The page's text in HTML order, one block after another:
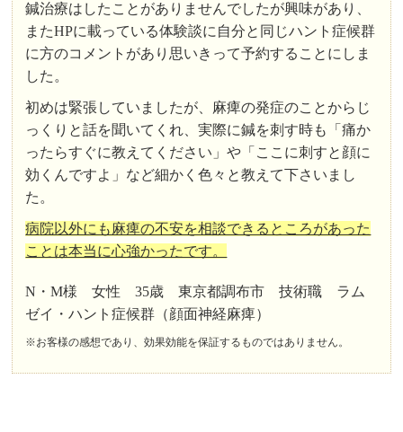
鍼治療はしたことがありませんでしたが興味があり、
またHPに載っている体験談に自分と同じハント症候群
に方のコメントがあり思いきって予約することにしま
した。
初めは緊張していましたが、麻痺の発症のことからじ
っくりと話を聞いてくれ、実際に鍼を刺す時も「痛か
ったらすぐに教えてください」や「ここに刺すと顔に
効くんですよ」など細かく色々と教えて下さいまし
た。
病院以外にも麻痺の不安を相談できるところがあった
ことは本当に心強かったです。
N・M様 女性 35歳 東京都調布市 技術職 ラム
ゼイ・ハント症候群（顔面神経麻痺）
※お客様の感想であり、効果効能を保証するものではありません。